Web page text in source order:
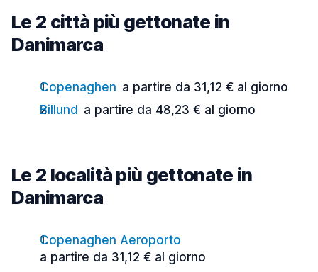
Le 2 città più gettonate in
Danimarca
Copenaghen a partire da 31,12 € al giorno
Billund a partire da 48,23 € al giorno
Le 2 località più gettonate in
Danimarca
Copenaghen Aeroporto
a partire da 31,12 € al giorno